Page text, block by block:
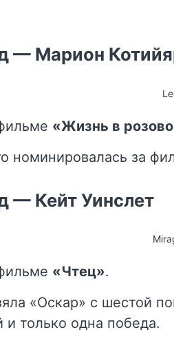
— Марион
«Жизнь в
номинировалась за
— Кейт Уинслет
«Чтец».
«Оскар» с шестой
и только одна победа.